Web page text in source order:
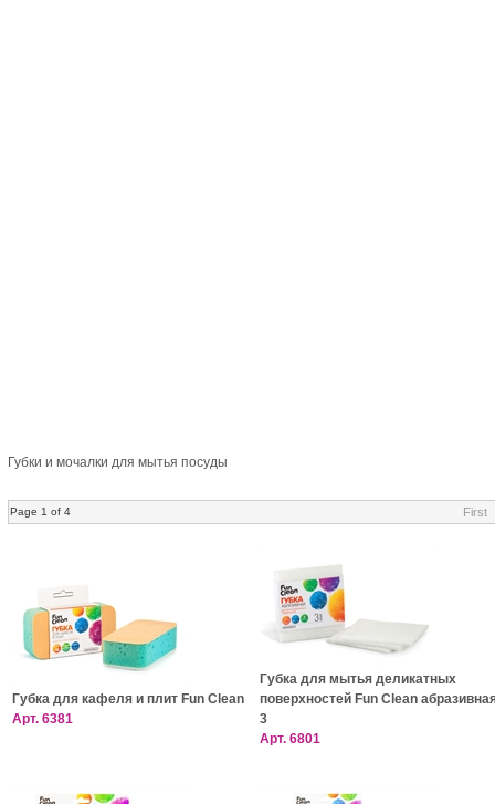
Губки и мочалки для мытья посуды
Page 1 of 4 First
Губка для кафеля и плит Fun Clean
Арт. 6381
Губка для мытья деликатных
поверхностей Fun Clean
3
Арт. 6801